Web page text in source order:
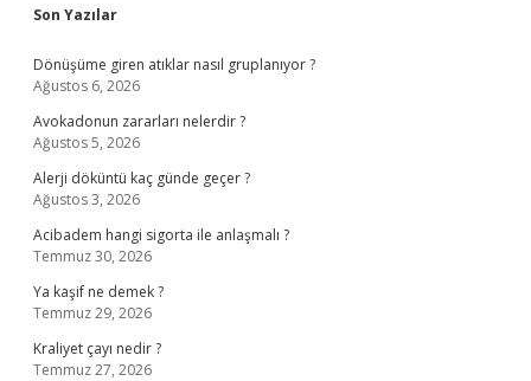
Sidebar
Son Yazılar
Dönüşüme giren atıklar nasıl gruplanıyor ?
Ağustos 6, 2026
Avokadonun zararları nelerdir ?
Ağustos 5, 2026
Alerji döküntü kaç günde geçer ?
Ağustos 3, 2026
Acibadem hangi sigorta ile anlaşmalı ?
Temmuz 30, 2026
Ya kaşif ne demek ?
Temmuz 29, 2026
Kraliyet çayı nedir ?
Temmuz 27, 2026